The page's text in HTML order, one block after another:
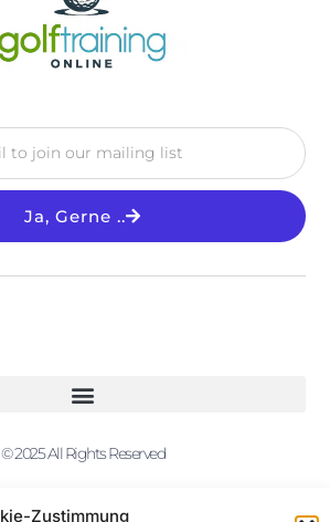
Zustimmung
Ja, Gerne ..
© 2025 All Rights Reserved